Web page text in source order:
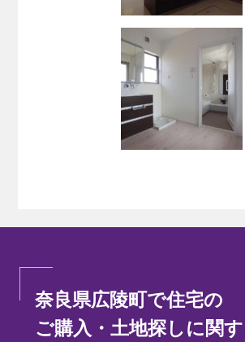
奈良県広陵町で住宅の
ご購入・土地探しに関